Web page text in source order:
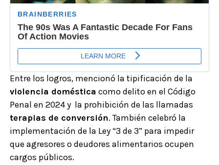
Entre los logros, mencionó la tipificación de la
violencia doméstica como delito en el Código
Penal en 2024 y la prohibición de las llamadas
terapias de conversión. También celebró la
implementación de la Ley “3 de 3” para impedir
que agresores o deudores alimentarios ocupen
cargos públicos.